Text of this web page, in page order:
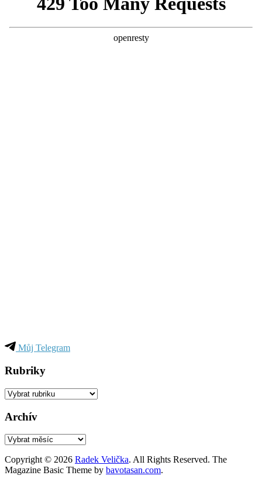
Můj Telegram
Rubriky
Rubriky
Archív
Archív
Copyright © 2026 Radek Velička. All Rights Reserved. The
Magazine Basic Theme by bavotasan.com.